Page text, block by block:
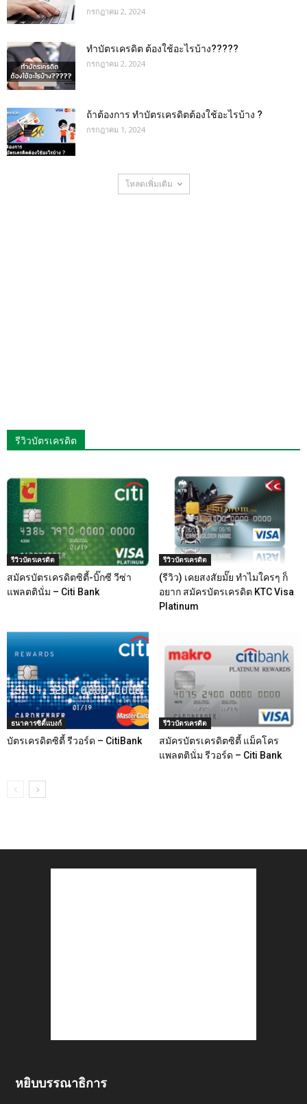
กรกฎาคม 2, 2024
ทำบัตรเครดิต ต้องใช้อะไรบ้าง?????
กรกฎาคม 2, 2024
ถ้าต้องการ ทําบัตรเครดิตต้องใช้อะไรบ้าง ?
กรกฎาคม 1, 2024
โหลดเพิ่มเติม
รีวิวบัตรเครดิต
รีวิวบัตรเครดิต
สมัครบัตรเครดิตซิตี้-บิ๊กซี วีซ่า
แพลตตินั่ม – Citi Bank
รีวิวบัตรเครดิต
(รีวิว) เคยสงสัยมั๊ย ทำไมใครๆ ก็
อยาก สมัครบัตรเครดิต KTC Visa
Platinum
ธนาคารซิตี้แบงก์
บัตรเครดิตซิตี้ รีวอร์ด – CitiBank
รีวิวบัตรเครดิต
สมัครบัตรเครดิตซิตี้ แม็คโคร
แพลตตินั่ม รีวอร์ด – Citi Bank
หยิบบรรณาธิการ